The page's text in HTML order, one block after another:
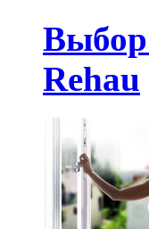
Выбор
Rehau